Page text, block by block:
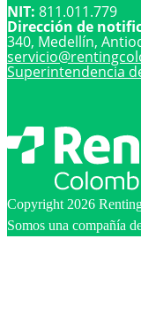
NIT: 811.011.779
Dirección de
340, Medellín,
servicio@
Superintendencia
Copyright 2026
Somos una compañía